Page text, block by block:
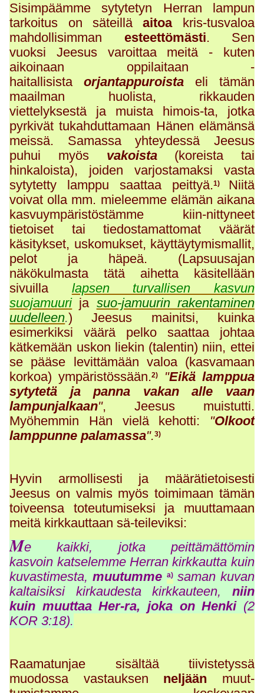
Sisimpäämme sytytetyn Herran lampun
tarkoitus on säteilläaitoakris-tusvaloa
mahdollisimman esteettömästi.
Sen
vuoksi Jeesus varoittaa meitä - kuten
aikoinaan oppilaitaan -
haitallisistaorjantappuroista eli tämän
maailman huolista, rikkauden
viettelyksestä ja muista himois-ta, jotka
pyrkivät tukahduttamaan Hänen elämänsä
meissä. Samassa yhteydessä Jeesus
puhui myös vakoista (koreista tai
hinkaloista), joiden varjostamaksi vasta
sytytetty lamppu saattaa peittyä.1) Niitä
voivat olla mm. mieleemme elämän aikana
kasvuympäristöstämme kiin-nittyneet
tietoiset tai tiedostamattomat väärät
käsitykset, uskomukset, käyttäytymismallit,
pelot ja häpeä. (Lapsuusajan
näkökulmasta tätä aihetta käsitellään
sivuilla
lapsen turvallisen kasvun
suojamuuri ja suo-jamuurin rakentaminen
uudelleen.) Jeesus mainitsi, kuinka
esimerkiksi väärä pelko saattaa johtaa
kätkemään uskon liekin (talentin) niin, ettei
se pääse levittämään valoa (kasvamaan
korkoa) ympäristössään.2) "Eikä lamppua
sytytetä ja panna vakan alle vaan
lampunjalkaan", Jeesus muistutti.
Myöhemmin Hän vielä kehotti: "Olkoot
lamppunne palamassa".3)
Hyvin armollisesti ja määrätietoisesti
Jeesus on valmis myös toimimaan tämän
toiveensa toteutumiseksi ja muuttamaan
meitä kirkkauttaan sä-teileviksi:
Me kaikki, jotka peittämättömin
kasvoin katselemme Herran kirkkautta kuin
kuvastimesta, muutumme a)saman kuvan
kaltaisiksi kirkaudesta kirkkauteen, niin
kuin muuttaa Her-ra, joka on Henki(2
KOR 3:18).
Raamatunjae sisältää tiivistetyssä
muodossa vastauksen neljään muut-